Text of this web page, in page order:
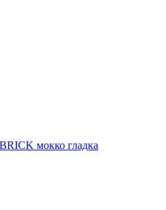
мокко гладка